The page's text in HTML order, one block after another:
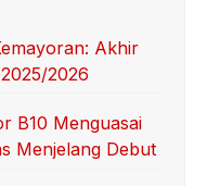
Akhir
2026
B10 Menguasai
Menjelang Debut